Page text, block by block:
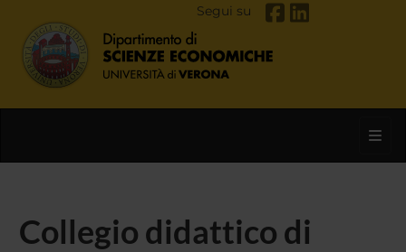
Segui su
Collegio didattico di